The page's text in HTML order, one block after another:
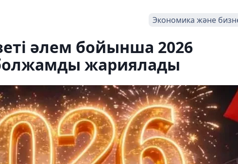
Экономика және
әлем бойынша 2026
жариялады